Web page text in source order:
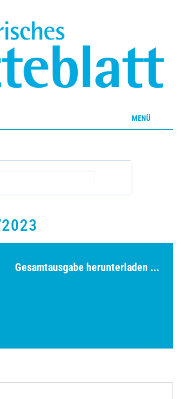
MENÜ
Gesamtausgabe herunterladen ...